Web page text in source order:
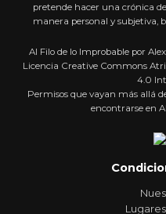
pretende hacer una crónica
manera personal y subjetiva,
Al Filo de lo Improbable por
Licencia Creative Commons
4.0
Permisos que vayan más allá
encontrarse en